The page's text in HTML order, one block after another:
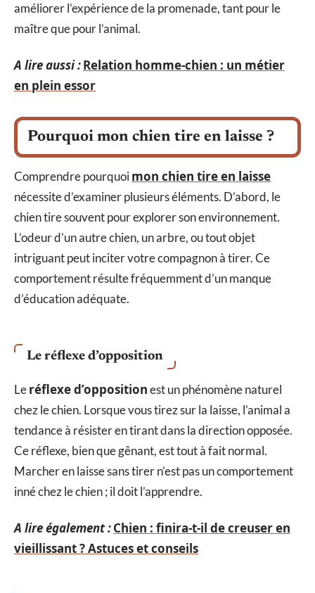
améliorer l’expérience de la promenade, tant pour le
maître que pour l’animal.
A lire aussi :Relation homme-chien : un métier
en plein essor
Pourquoi mon chien tire en laisse ?
Comprendre pourquoimon chien tire en laisse
nécessite d’examiner plusieurs éléments. D’abord, le
chien tire souvent pour explorer son environnement.
L’odeur d’un autre chien, un arbre, ou tout objet
intriguant peut inciter votre compagnon à tirer. Ce
comportement résulte fréquemment d’un manque
d’éducation adéquate.
Le réflexe d’opposition
Leréflexe d’oppositionest un phénomène naturel
chez le chien. Lorsque vous tirez sur la laisse, l’animal a
tendance à résister en tirant dans la direction opposée.
Ce réflexe, bien que gênant, est tout à fait normal.
Marcher en laisse sans tirer n’est pas un comportement
inné chez le chien ; il doit l’apprendre.
A lire également :Chien : finira-t-il de creuser en
vieillissant ? Astuces et conseils